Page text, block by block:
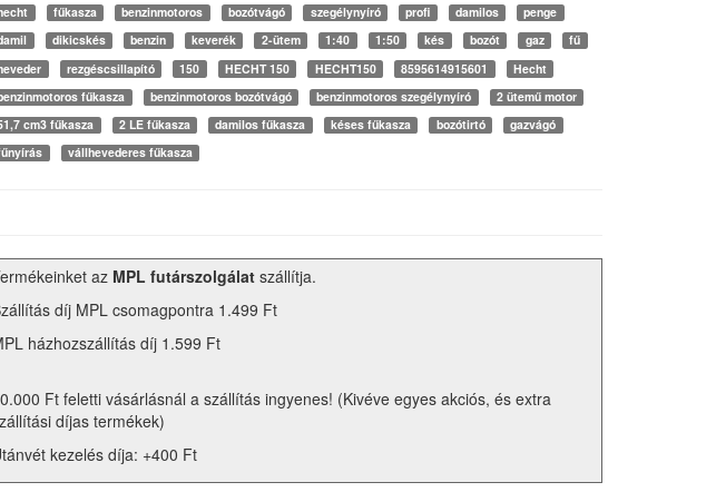
fűkasza benzinmotoros bozótvágó szegélynyíró profi damilos
penge
dikicskés benzin keverék 2-ütem 1:40 1:50 kés bozót gaz
fű
rezgéscsillapító 150 HECHT 150 HECHT150 8595614915601
Hecht
fűkasza
benzinmotoros bozótvágó benzinmotoros szegélynyíró
2 ütemű motor
cm3 fűkasza
2 LE fűkasza damilos fűkasza késes fűkasza bozótirtó
gazvágó
vállhevederes fűkasza
az MPL futárszolgálat szállítja.
díj MPL csomagpontra 1.499 Ft
házhozszállítás díj 1.599 Ft
Ft feletti vásárlásnál a szállítás ingyenes! (Kivéve egyes akciós, és extra
díjas termékek)
kezelés díja: +400 Ft